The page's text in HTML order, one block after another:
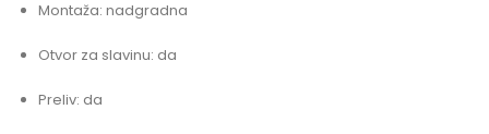
Montaža: nadgradna
Otvor za slavinu: da
Preliv: da